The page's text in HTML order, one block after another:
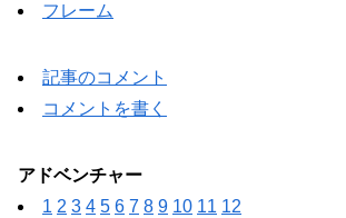
フレーム
記事のコメント
コメントを書く
アドベンチャー
1 2 3 4 5 6 7 8 9 10 11 12